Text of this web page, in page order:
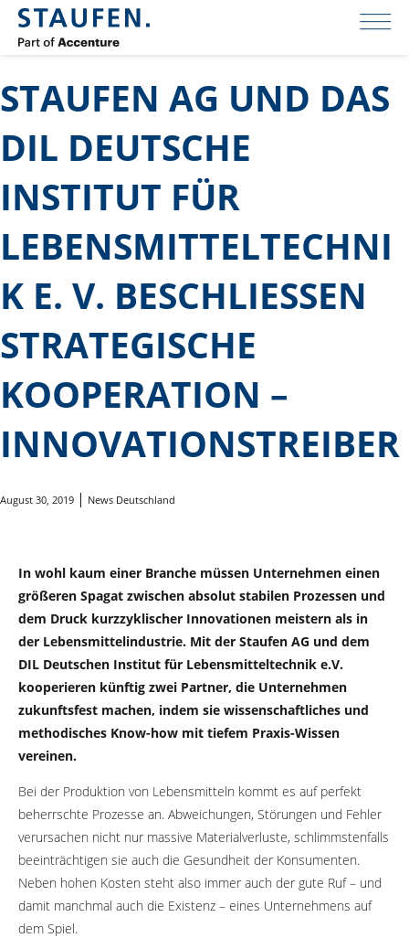
STAUFEN AG UND DAS
DIL DEUTSCHE
INSTITUT FÜR
LEBENSMITTELTECHNI
K E. V. BESCHLIESSEN S
TRATEGISCHE K
OOPERATION – I
NNOVATIONSTREIBER
August 30, 2019 News Deutschland
In wohl kaum einer Branche müssen Unternehmen einen
größeren Spagat zwischen absolut stabilen Prozessen und
dem Druck kurzzyklischer Innovationen meistern als in
der Lebensmittelindustrie. Mit der Staufen AG und dem
DIL Deutschen Institut für Lebensmitteltechnik e.V.
kooperieren künftig zwei Partner, die Unternehmen
zukunftsfest machen, indem sie wissenschaftliches und
methodisches Know-how mit tiefem Praxis-Wissen
vereinen.
Bei der Produktion von Lebensmitteln kommt es auf perfekt
beherrschte Prozesse an. Abweichungen, Störungen und Fehler
verursachen nicht nur massive Materialverluste, schlimmstenfalls
beeinträchtigen sie auch die Gesundheit der Konsumenten.
Neben hohen Kosten steht also immer auch der gute Ruf – und
damit manchmal auch die Existenz – eines Unternehmens auf
dem Spiel.